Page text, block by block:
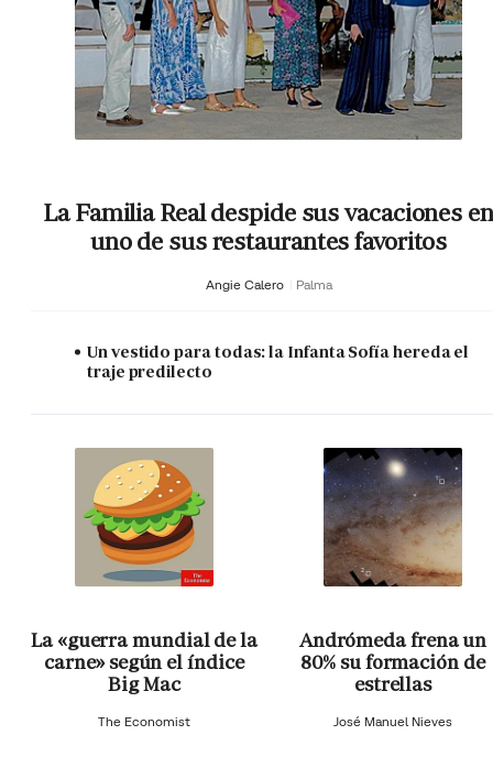
La Familia Real despide sus vacaciones en
uno de sus restaurantes favoritos
Angie Calero Palma
Un vestido para todas: la Infanta Sofía hereda el
traje predilecto
La «guerra mundial de la
carne» según el índice
Big Mac
The Economist
Andrómeda frena un
80% su formación de
estrellas
José Manuel Nieves